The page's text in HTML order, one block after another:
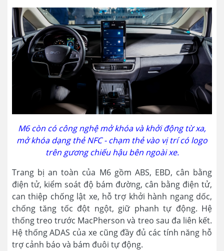
M6 còn có công nghệ mở khóa và khởi động từ xa,
mở khóa dạng thẻ NFC - chạm thẻ vào vị trí có logo
trên gương chiếu hậu bên ngoài xe.
Trang bị an toàn của M6 gồm ABS, EBD, cân bằng
điện tử, kiểm soát độ bám đường, cân bằng điện tử,
can thiệp chống lật xe, hỗ trợ khởi hành ngang dốc,
chống tăng tốc đột ngột, giữ phanh tự động. Hệ
thống treo trước MacPherson và treo sau đa liên kết.
Hệ thống ADAS của xe cũng đầy đủ các tính năng hỗ
trợ cảnh báo và bám đuôi tự động.